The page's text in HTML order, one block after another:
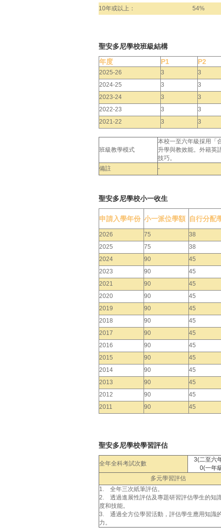
10年或以上：
54%
聖安多尼學校班級結構
年度
P1 P2
2025-26 3
3
2024-25
3
3
2023-24
3
3
2022-23
3
3
2021-22
3 3
班級教學模式
本校一至六年級採用「
升學與教效能。外籍英
技巧。
備註
-
聖安多尼學校小一收生
申請入學年份 小一派位學額 自行分配
2026 75
38
2025
75
38
2024
90
45
2023
90
45
2021
90
45
2020
90
45
2019
90
45
2018
90
45
2017
90
45
2016
90
45
2015
90
45
2014
90
45
2013
90
45
2012
90
45
2011
90 45
聖安多尼學校學習評估
全年全科考試次數
3(二至六
0(一年
多元學習評估
1. 全年三次紙筆評估。
2. 透過進展性評估及專題研習評估學生的知
度和技能。
3. 通過全方位學習活動，評估學生應用知識
力。